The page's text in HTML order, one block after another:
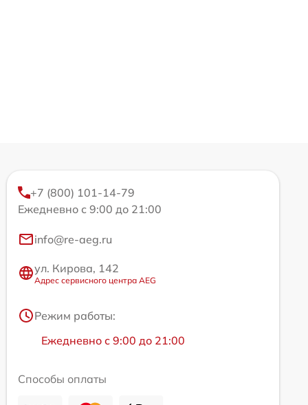
+7 (800) 101-14-79
Ежедневно с 9:00 до 21:00
info@re-aeg.ru
ул. Кирова, 142
Адрес сервисного центра AEG
Режим работы:
Ежедневно с 9:00 до 21:00
Способы оплаты